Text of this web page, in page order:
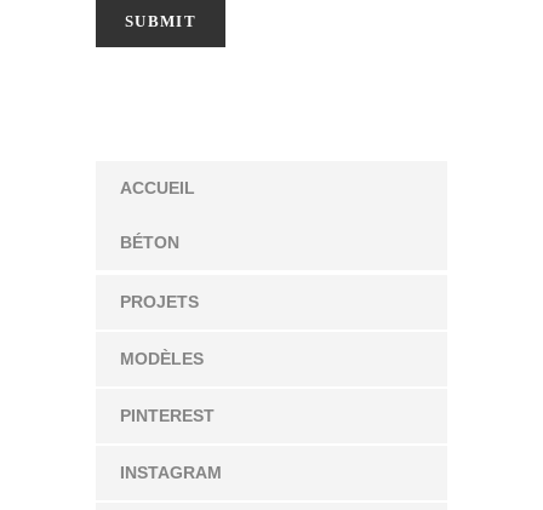
ACCUEIL
BÉTON
PROJETS
MODÈLES
PINTEREST
INSTAGRAM